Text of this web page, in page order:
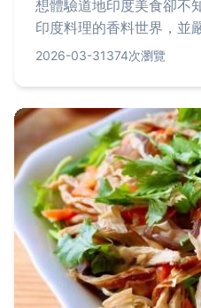
想體驗道地印度美食卻不
印度料理的香料世界，並
廳，從點餐技巧到隱藏菜
2026-03-31374次瀏覽